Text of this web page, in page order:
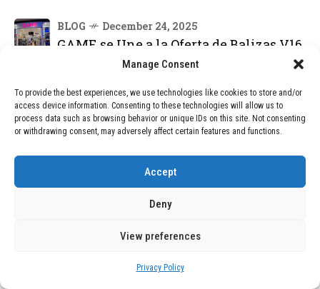
Manage Consent
To provide the best experiences, we use technologies like cookies to store and/or
access device information. Consenting to these technologies will allow us to
process data such as browsing behavior or unique IDs on this site. Not consenting
or withdrawing consent, may adversely affect certain features and functions.
Accept
Deny
View preferences
Privacy Policy
BLOG December 24, 2025
GAME se Une a la Oferta de Balizas V16
Geolocalizadas, Obligatorias a Partir de
BLOG December 24, 2025
Devastadora Explosión en Residencia
de Ancianos de Pensilvania Deja al
Menos Dos Víctimas Fatales
TECNOLOGÍA December 24, 2025
grabación cómo añadir 400 km de rango